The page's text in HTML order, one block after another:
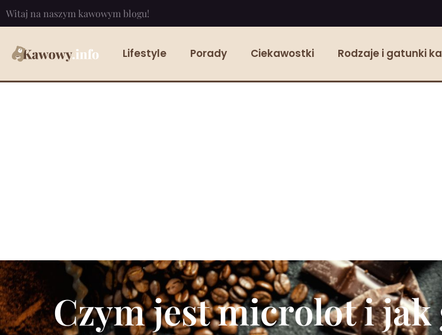
Witaj na naszym kawowym blogu!
Lifestyle Porady Ciekawostki Rodzaje i gatunki
Czym jest microlot i jak